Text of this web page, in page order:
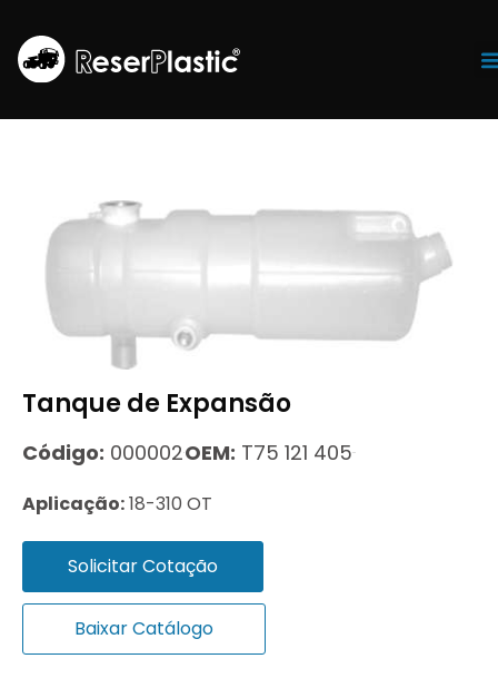
Tanque de Expansão
Código: 000002OEM: T75 121 405
Aplicação:18-310 OT
Solicitar Cotação
Baixar Catálogo